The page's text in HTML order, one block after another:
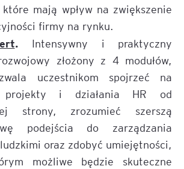
które mają wpływ na zwiększenie
firmy na rynku.
. Intensywny i praktyczny
złożony z 4 modułów,
uczestnikom spojrzeć na
projekty i działania HR od
strony, zrozumieć szerszą
podejścia do zarządzania
oraz zdobyć umiejętności,
możliwe będzie skuteczne